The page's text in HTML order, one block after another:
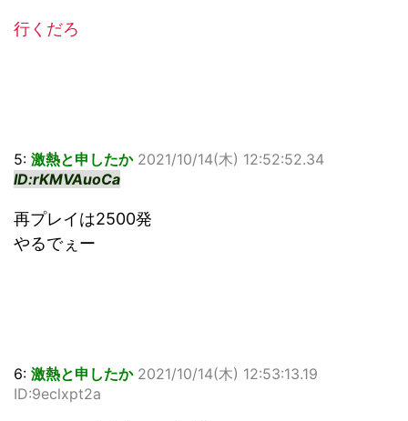
行くだろ
5: 激熱と申したか 2021/10/14(木) 12:52:52.34
ID:rKMVAuoCa
再プレイは2500発
やるでぇー
6: 激熱と申したか 2021/10/14(木) 12:53:13.19
ID:9eclxpt2a